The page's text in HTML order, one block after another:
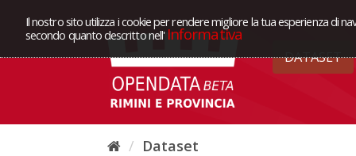
Il nostro sito utilizza i cookie per rendere migliore la tua esperienza di
secondo quanto descritto nell' Informativa
DATASET
Dataset